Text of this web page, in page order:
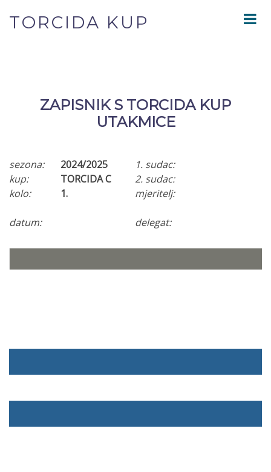
TORCIDA KUP
ZAPISNIK S TORCIDA KUP
UTAKMICE
sezona: 2024/2025
1. sudac:
kup:
TORCIDA C
2. sudac:
kolo:
1. mjeritelj:
datum: delegat: